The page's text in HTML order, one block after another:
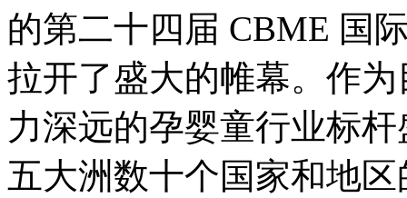
的第二十四届 CBME 国
拉开了盛大的帷幕。作
力深远的孕婴童行业标
五大洲数十个国家和地